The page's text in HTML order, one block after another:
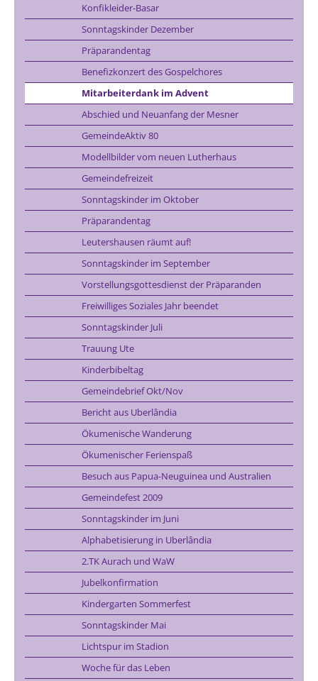
Konfikleider-Basar
Sonntagskinder Dezember
Präparandentag
Benefizkonzert des Gospelchores
Mitarbeiterdank im Advent
Abschied und Neuanfang der Mesner
GemeindeAktiv 80
Modellbilder vom neuen Lutherhaus
Gemeindefreizeit
Sonntagskinder im Oktober
Präparandentag
Leutershausen räumt auf!
Sonntagskinder im September
Vorstellungsgottesdienst der Präparanden
Freiwilliges Soziales Jahr beendet
Sonntagskinder Juli
Trauung Ute
Kinderbibeltag
Gemeindebrief Okt/Nov
Bericht aus Uberlândia
Ökumenische Wanderung
Ökumenischer Ferienspaß
Besuch aus Papua-Neuguinea und Australien
Gemeindefest 2009
Sonntagskinder im Juni
Alphabetisierung in Uberlândia
2.TK Aurach und WaW
Jubelkonfirmation
Kindergarten Sommerfest
Sonntagskinder Mai
Lichtspur im Stadion
Woche für das Leben